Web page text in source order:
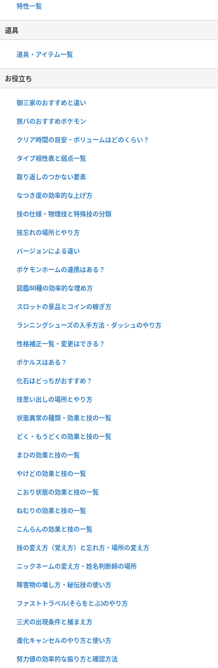
特性一覧
道具
道具・アイテム一覧
お役立ち
御三家のおすすめと違い
旅パのおすすめポケモン
クリア時間の目安・ボリュームはどのくらい？
タイプ相性表と弱点一覧
取り返しのつかない要素
なつき度の効率的な上げ方
技の仕様・物理技と特殊技の分類
技忘れの場所とやり方
バージョンによる違い
ポケモンホームの連携はある？
図鑑60種の効率的な埋め方
スロットの景品とコインの稼ぎ方
ランニングシューズの入手方法・ダッシュのやり方
性格補正一覧・変更はできる？
ポケルスはある？
化石はどっちがおすすめ？
技思い出しの場所とやり方
状態異常の種類・効果と技の一覧
どく・もうどくの効果と技の一覧
まひの効果と技の一覧
やけどの効果と技の一覧
こおり状態の効果と技の一覧
ねむりの効果と技の一覧
こんらんの効果と技の一覧
技の変え方（覚え方）と忘れ方・場所の変え方
ニックネームの変え方・姓名判断師の場所
障害物の壊し方・秘伝技の使い方
ファストトラベル(そらをとぶ)のやり方
三犬の出現条件と捕まえ方
進化キャンセルのやり方と使い方
努力値の効率的な振り方と確認方法